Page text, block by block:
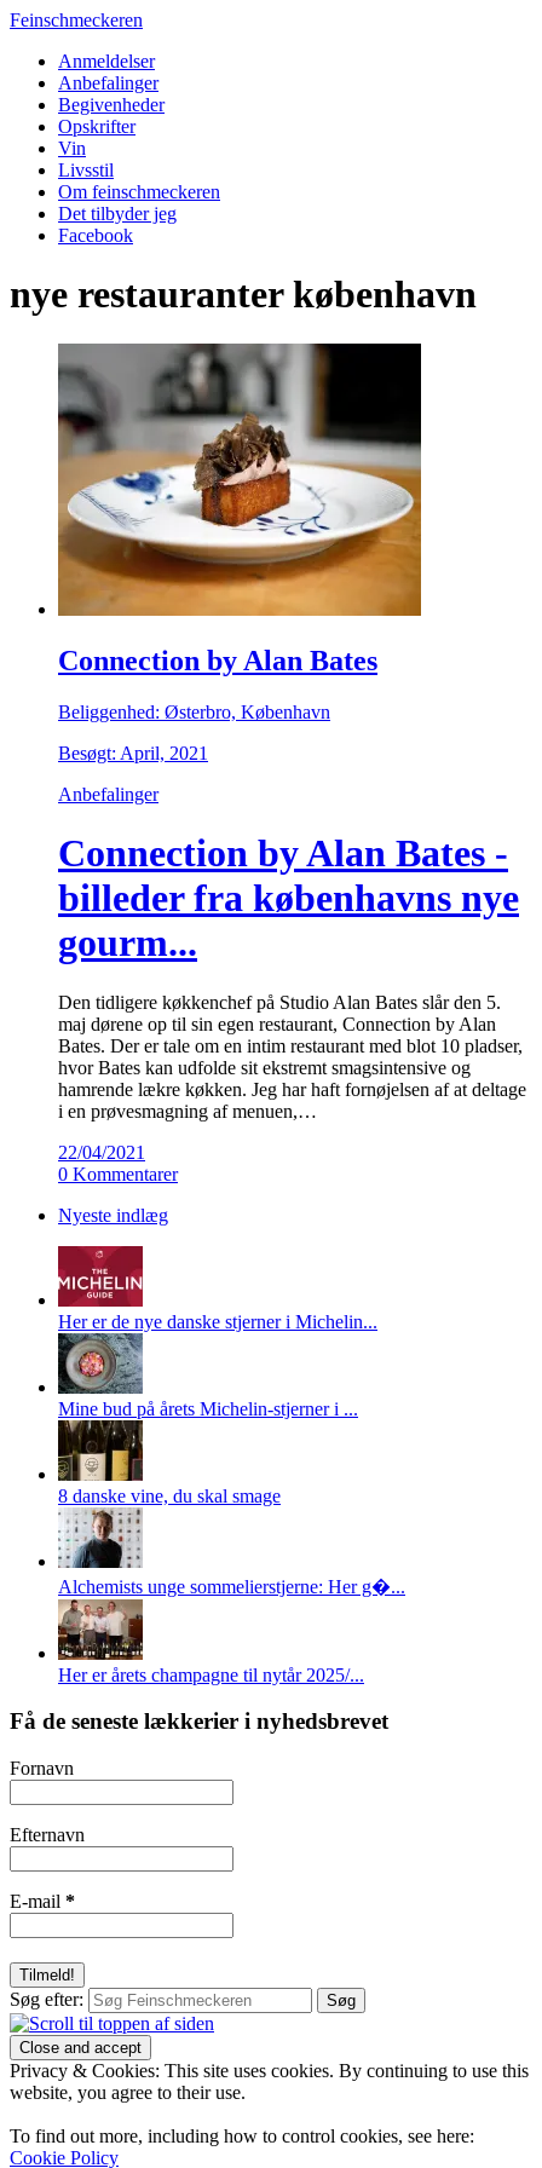
Feinschmeckeren
Anmeldelser
Anbefalinger
Begivenheder
Opskrifter
Vin
Livsstil
Om feinschmeckeren
Det tilbyder jeg
Facebook
nye restauranter københavn
Connection by Alan Bates
Beliggenhed: Østerbro, København
Besøgt: April, 2021
Anbefalinger
Connection by Alan Bates -
billeder fra københavns nye
gourm...
Den tidligere køkkenchef på Studio Alan Bates slår den 5.
maj dørene op til sin egen restaurant, Connection by Alan
Bates. Der er tale om en intim restaurant med blot 10 pladser,
hvor Bates kan udfolde sit ekstremt smagsintensive og
hamrende lækre køkken. Jeg har haft fornøjelsen af at deltage
i en prøvesmagning af menuen,…
22/04/2021
0 Kommentarer
Nyeste indlæg
Her er de nye danske stjerner i Michelin...
Mine bud på årets Michelin-stjerner i ...
8 danske vine, du skal smage
Alchemists unge sommelierstjerne: Her g�...
Her er årets champagne til nytår 2025/...
Få de seneste lækkerier i nyhedsbrevet
Fornavn
Efternavn
E-mail *
Søg efter:
Privacy & Cookies: This site uses cookies. By continuing to use this
website, you agree to their use.
To find out more, including how to control cookies, see here:
Cookie Policy